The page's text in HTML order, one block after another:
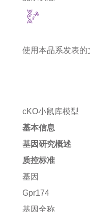
使用本品系发表的
cKO小鼠库模型
基本信息
基因研究概述
质控标准
基因
Gpr174
基因全称